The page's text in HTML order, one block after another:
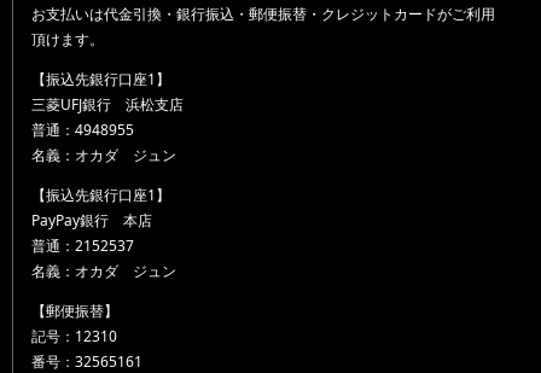
お支払いは代金引換・銀行振込・郵便振替・クレジットカードがご利用
頂けます。
【振込先銀行口座1】
三菱UFJ銀行 浜松支店
普通：4948955
名義：オカダ ジュン
【振込先銀行口座1】
PayPay銀行 本店
普通：2152537
名義：オカダ ジュン
【郵便振替】
記号：12310
番号：32565161